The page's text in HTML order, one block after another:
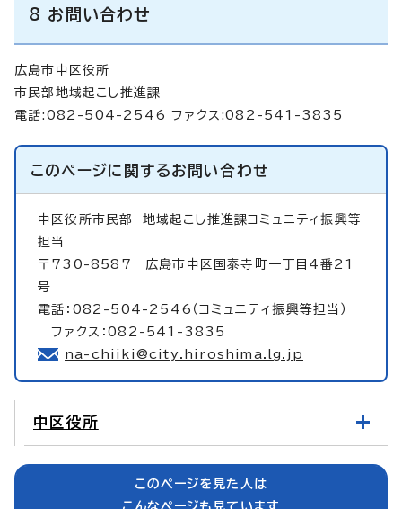
8 お問い合わせ
広島市中区役所
市民部地域起こし推進課
電話:082-504-2546 ファクス:082-541-3835
このページに関するお問い合わせ
中区役所市民部 地域起こし推進課コミュニティ振興等
担当
〒730-8587 広島市中区国泰寺町一丁目4番21
号
電話：082-504-2546（コミュニティ振興等担当）
ファクス：082-541-3835
na-chiiki@city.hiroshima.lg.jp
中区役所
このページを見た人は
こんなページも見ています